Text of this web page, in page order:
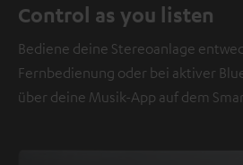
Control as you listen
Bediene deine Stereoanlage
Fernbedienung oder bei aktiver
über deine Musik-App auf dem